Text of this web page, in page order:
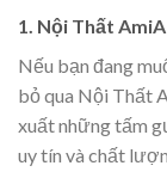
1. Nội Thất AmiA
Nếu bạn đang
bỏ qua Nội Thất
xuất những tấm
uy tín và chất